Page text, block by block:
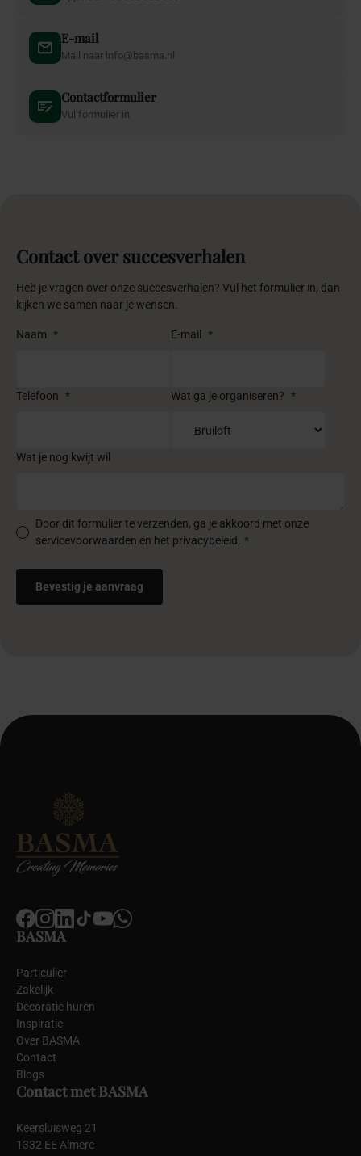
E-mail
Mail naar info@basma.nl
Contactformulier
Vul formulier in
Contact over succesverhalen
Heb je vragen over onze succesverhalen? Vul het formulier in, dan
kijken we samen naar je wensen.
Naam * E-mail *
Telefoon * Wat ga je organiseren? *
Wat je nog kwijt wil
Door dit formulier te verzenden, ga je akkoord met onze
servicevoorwaarden en het privacybeleid.
*
BASMA
Particulier
Zakelijk
Decoratie huren
Inspiratie
Over BASMA
Contact
Blogs
Contact met BASMA
Keersluisweg 21
1332 EE Almere